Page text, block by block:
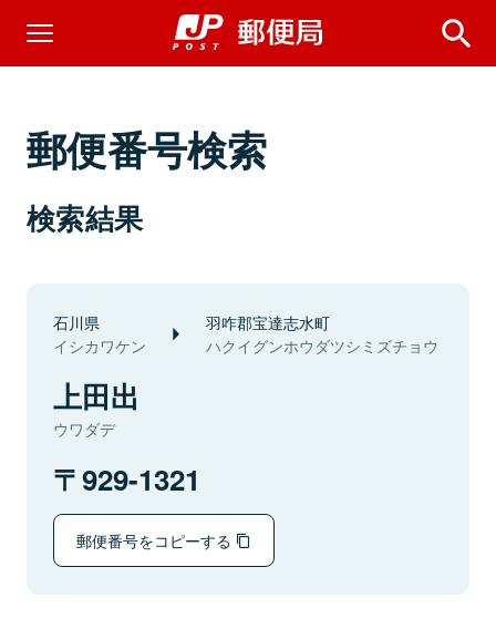
郵便番号検索
検索結果
石川県
イシカワケン
羽咋郡宝達志水町
ハクイグンホウダツシミズチョウ
上田出
ウワダデ
929-1321
郵便番号をコピーする